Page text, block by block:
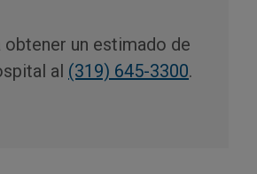
un estimado de
al (319) 645-3300.